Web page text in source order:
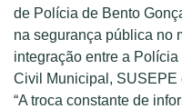
de Polícia de Bento
na segurança pública no
integração entre a
Civil Municipal, SUSEPE
“A troca constante de